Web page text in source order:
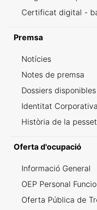
Certificat digital -
Premsa
Notícies
Notes de premsa
Dossiers disponibles
Identitat Corporativa
Història de la
Oferta d'ocupació
Informació General
OEP Personal
Oferta Pública de